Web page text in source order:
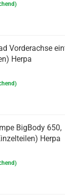
Vorderachse
Herpa
BigBody 650,
Herpa